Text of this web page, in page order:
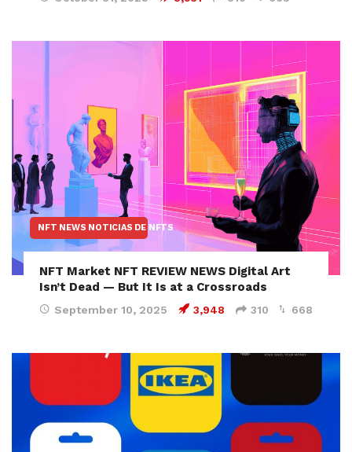
NFT NEWS NOTICIAS DE NFTS
NFT Market NFT REVIEW NEWS Digital Art
Isn’t Dead — But It Is at a Crossroads
September 10, 2025 3,948 310 668